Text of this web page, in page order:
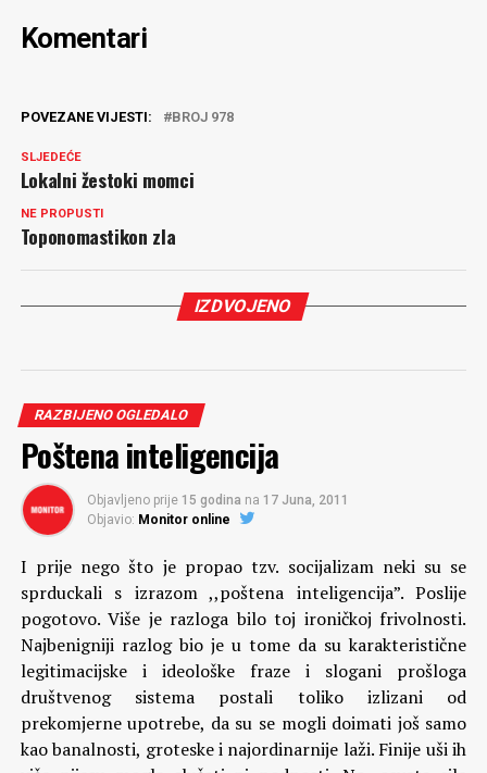
Komentari
POVEZANE VIJESTI: BROJ 978
SLJEDEĆE
Lokalni žestoki momci
NE PROPUSTI
Toponomastikon zla
IZDVOJENO
RAZBIJENO OGLEDALO
Poštena inteligencija
Objavljeno prije 15 godina na 17 Juna, 2011
Objavio: Monitor online
I prije nego što je propao tzv. socijalizam neki su se
sprduckali s izrazom ,,poštena inteligencija”. Poslije
pogotovo. Više je razloga bilo toj ironičkoj frivolnosti.
Najbenigniji razlog bio je u tome da su karakteristične
legitimacijske i ideološke fraze i slogani prošloga
društvenog sistema postali toliko izlizani od
prekomjerne upotrebe, da su se mogli doimati još samo
kao banalnosti, groteske i najordinarnije laži. Finije uši ih